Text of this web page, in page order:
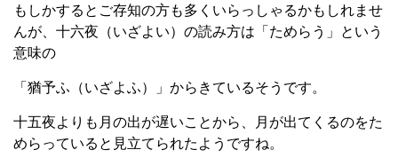
もしかするとご存知の方も多くいらっしゃるかもしれませ
んが、十六夜（いざよい）の読み方は「ためらう」という
意味の
「猶予ふ（いざよふ）」からきているそうです。
十五夜よりも月の出が遅いことから、月が出てくるのをた
めらっていると見立てられたようですね。